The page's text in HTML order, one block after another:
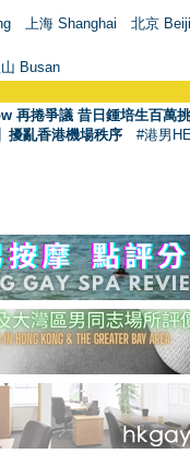
上海 Shanghai
北京
Busan
再捲爭議 昔日鍾培生百萬
擾亂香港機場秩序 #港男